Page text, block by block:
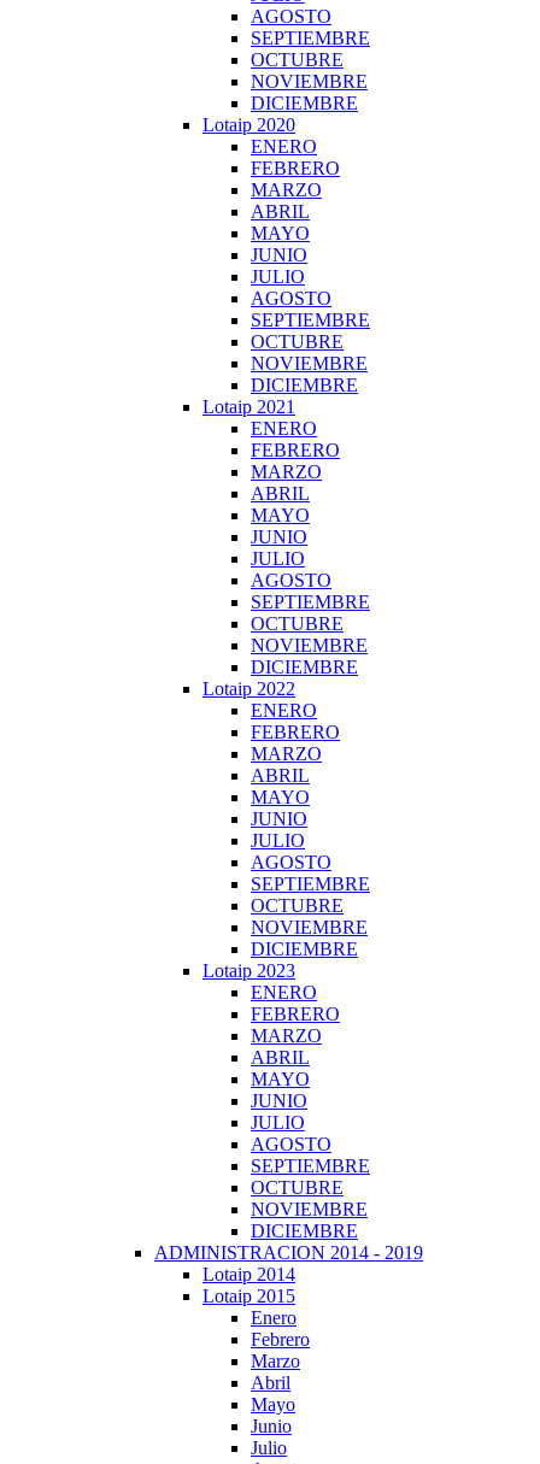
AGOSTO
SEPTIEMBRE
OCTUBRE
NOVIEMBRE
DICIEMBRE
Lotaip 2020
ENERO
FEBRERO
MARZO
ABRIL
MAYO
JUNIO
JULIO
AGOSTO
SEPTIEMBRE
OCTUBRE
NOVIEMBRE
DICIEMBRE
Lotaip 2021
ENERO
FEBRERO
MARZO
ABRIL
MAYO
JUNIO
JULIO
AGOSTO
SEPTIEMBRE
OCTUBRE
NOVIEMBRE
DICIEMBRE
Lotaip 2022
ENERO
FEBRERO
MARZO
ABRIL
MAYO
JUNIO
JULIO
AGOSTO
SEPTIEMBRE
OCTUBRE
NOVIEMBRE
DICIEMBRE
Lotaip 2023
ENERO
FEBRERO
MARZO
ABRIL
MAYO
JUNIO
JULIO
AGOSTO
SEPTIEMBRE
OCTUBRE
NOVIEMBRE
DICIEMBRE
ADMINISTRACION 2014 - 2019
Lotaip 2014
Lotaip 2015
Enero
Febrero
Marzo
Abril
Mayo
Junio
Julio